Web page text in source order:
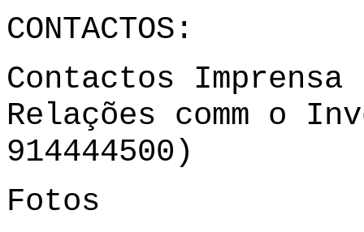
CONTACTOS:
Contactos
Relações comm o
914444500)
Fotos